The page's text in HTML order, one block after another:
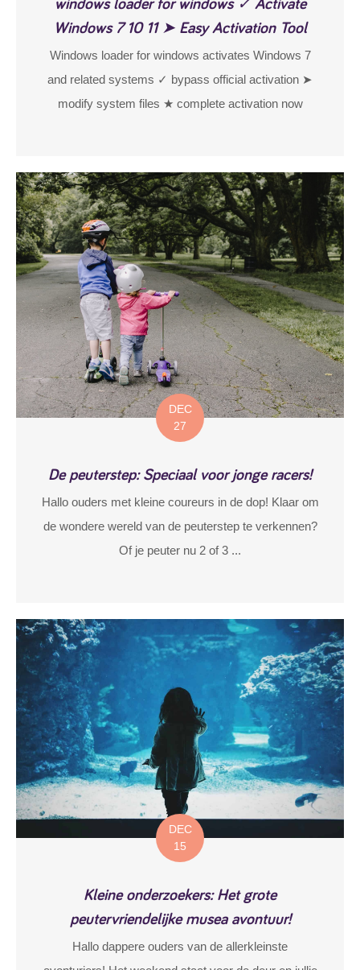
Windows 7 10 11 ➤ Easy Activation Tool
Windows loader for windows activates Windows 7
and related systems ✓ bypass official activation ➤
modify system files ★ complete activation now
DEC
27
De peuterstep: Speciaal voor jonge racers!
Hallo ouders met kleine coureurs in de dop! Klaar om
de wondere wereld van de peuterstep te verkennen?
Of je peuter nu 2 of 3 ...
DEC
15
Kleine onderzoekers: Het grote
peutervriendelijke musea avontuur!
Hallo dappere ouders van de allerkleinste